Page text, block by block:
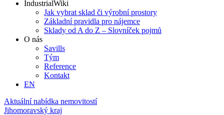
IndustrialWiki
Jak vybrat sklad či výrobní prostory
Základní pravidla pro nájemce
Sklady od A do Z – Slovníček pojmů
O nás
Savills
Tým
Reference
Kontakt​
EN
Aktuální nabídka nemovitostí
Jihomoravský kraj